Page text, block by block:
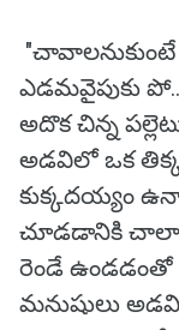
"చావాలనుకుంటే
ఎడమవైపుకు
అదొక చిన్న
అడవిలో ఒక
కుక్కదయ్యం
చూడడానికి చాలా
రెండే
మనుషులు